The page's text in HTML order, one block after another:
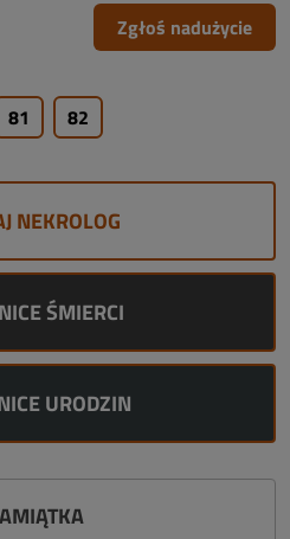
Zgłoś nadużycie
81 82
NEKROLOG
ŚMIERCI
URODZIN